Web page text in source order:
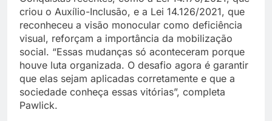
criou o Auxílio-Inclusão, e a Lei 14.126/2021, que
reconheceu a visão monocular como deficiência
visual, reforçam a importância da mobilização
social. “Essas mudanças só aconteceram porque
houve luta organizada. O desafio agora é garantir
que elas sejam aplicadas corretamente e que a
sociedade conheça essas vitórias”, completa
Pawlick.